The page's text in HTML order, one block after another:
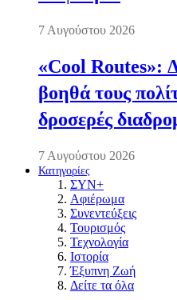
7 Αυγούστου 2026
«Cool Routes»:
βοηθά τους
δροσερές
7 Αυγούστου 2026
Κατηγορίες
ΣΥΝ+
Αφιέρωμα
Συνεντεύξεις
Τουρισμός
Τεχνολογία
Ιστορία
Έξυπνη Ζωή
Δείτε τα όλα